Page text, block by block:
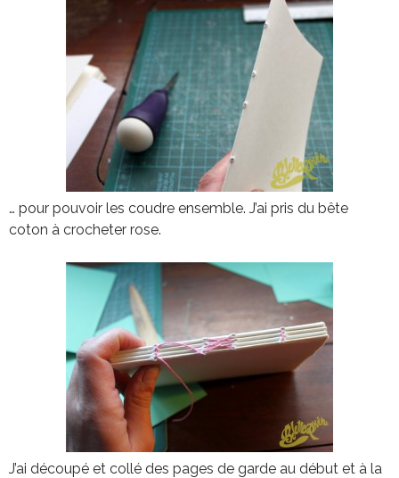
… pour pouvoir les coudre ensemble. J’ai pris du bête
coton à crocheter rose.
J’ai découpé et collé des pages de garde au début et à la